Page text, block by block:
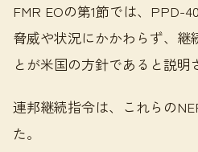
FMR EOの第1節では、PPD-
脅威や状況にかかわらず、継
とが米国の方針であると説明
連邦継続指令は、これらの
た。